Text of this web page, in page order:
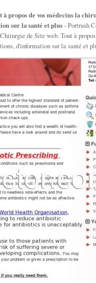
propos de vos médecins la
sur la santé et plus- Portrush
de Site web. Tout à
d'information sur la santé et